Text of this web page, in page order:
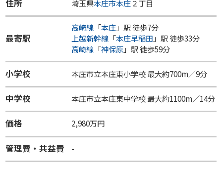
住所 埼玉県本庄市本庄２丁目
最寄駅
高崎線「本庄」駅 徒歩7分
上越新幹線「本庄早稲田 」駅 徒歩33分
高崎線「神保原」駅 徒歩59分
小学校 本庄市立本庄東小学校 最大約700m／9分
中学校 本庄市立本庄東中学校 最大約1100m／14分
価格 2,980万円
管理費・共益費 -